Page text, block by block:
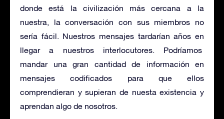
donde está la civilización más cercana a la
nuestra, la conversación con sus miembros no
sería fácil. Nuestros mensajes tardarían años en
llegar a nuestros interlocutores. Podríamos
mandar una gran cantidad de información en
mensajes codificados para que ellos
comprendieran y supieran de nuesta existencia y
aprendan algo de nosotros.